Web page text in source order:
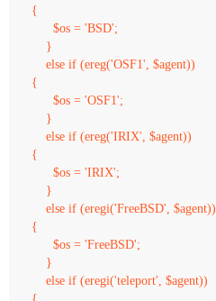
{
      $os = 'BSD';
    }
    else if (ereg('OSF1', $agent))
{
      $os = 'OSF1';
    }
    else if (ereg('IRIX', $agent))
{
      $os = 'IRIX';
    }
    else if (eregi('FreeBSD', $agent))
{
      $os = 'FreeBSD';
    }
    else if (eregi('teleport', $agent))